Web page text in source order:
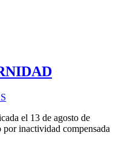
el 13 de agosto de
por inactividad compensada